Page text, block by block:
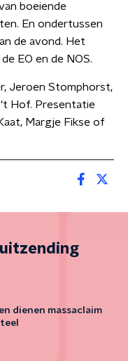
boeiende
En ondertussen
de avond. Het
EO en de NOS.
Jeroen Stomphorst,
Hof. Presentatie
Margje Fikse of
dienen massaclaim